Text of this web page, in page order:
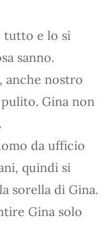
tutto e lo si
sanno.
anche nostro
Gina non
da ufficio
quindi si
sorella di Gina.
Gina solo